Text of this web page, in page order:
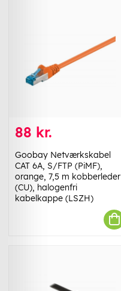
88 kr.
Goobay Netværkskabel
CAT 6A, S/FTP (PiMF),
orange, 7,5 m kobberleder
(CU), halogenfri
kabelkappe (LSZH)